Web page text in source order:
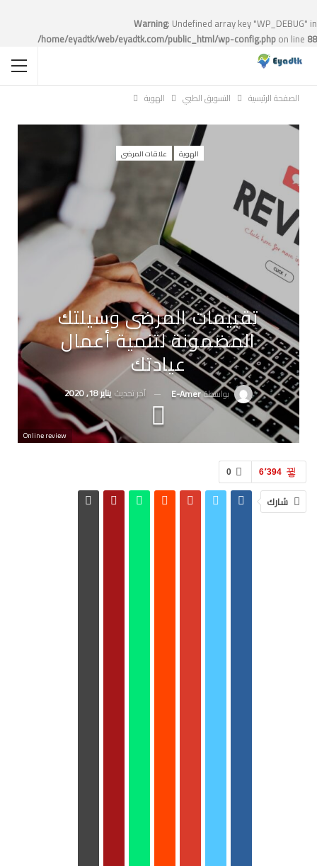
Warning: Undefined array key "WP_DEBUG" in
/home/eyadtk/web/eyadtk.com/public_html/wp-config.phpon line 88
الصفحة الرئيسية التسويق الطبي الهوية
الهوية علاقات المرضى
تقييمات المرضى وسيلتك
المضمونة لتنمية أعمال
عيادتك
بواسطةE-Amer آخر تحديث يناير 18, 2020
Online review
0 6٬394
شارك